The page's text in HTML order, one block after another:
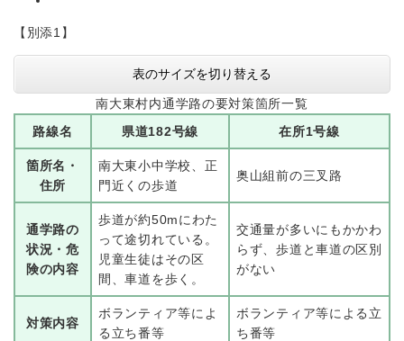
【別添1】
表のサイズを切り替える
南大東村内通学路の要対策箇所一覧
路線名
県道182号線 在所1号線
箇所名・
住所
南大東小中学校、正
門近くの歩道
奥山組前の三叉路
通学路の
状況・危
険の内容
歩道が約50mにわた
って途切れている。
児童生徒はその区
間、車道を歩く。
交通量が多いにもかかわ
らず、歩道と車道の区別
がない
対策内容
ボランティア等によ
る立ち番等
ボランティア等による立
ち番等